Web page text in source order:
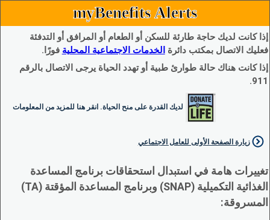
myBenefits Alerts
إذا كانت لديك حاجة طارئة للسكن أو الطعام أو المرافق أو التدفئة
فعليك الاتصال بمكتب دائرة الخدمات الاجتماعية المحلية فورًا.
إذا كانت هناك حالة طوارئ طبية أو تهدد الحياة يرجى الاتصال بالرقم
911.
لديك القدرة على منح الحياة. انقر هنا للمزيد من المعلومات
زيارة الصفحة الأولى للعامل الاجتماعي
تغييرات هامة في استبدال استحقاقات برنامج المساعدة
الغذائية التكميلية (SNAP) وبرنامج المساعدة المؤقتة (TA)
المسروقة: